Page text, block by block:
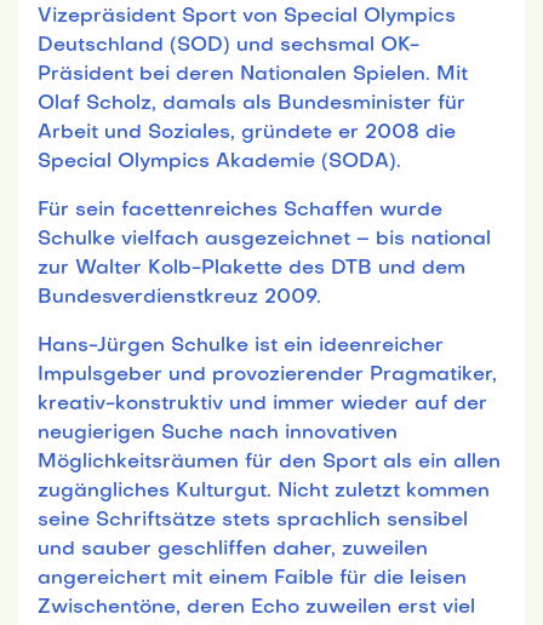
Vizepräsident Sport von Special Olympics
Deutschland (SOD) und sechsmal OK-
Präsident bei deren Nationalen Spielen. Mit
Olaf Scholz, damals als Bundesminister für
Arbeit und Soziales, gründete er 2008 die
Special Olympics Akademie (SODA).
Für sein facettenreiches Schaffen wurde
Schulke vielfach ausgezeichnet – bis national
zur Walter Kolb-Plakette des DTB und dem
Bundesverdienstkreuz 2009.
Hans-Jürgen Schulke ist ein ideenreicher
Impulsgeber und provozierender Pragmatiker,
kreativ-konstruktiv und immer wieder auf der
neugierigen Suche nach innovativen
Möglichkeitsräumen für den Sport als ein allen
zugängliches Kulturgut. Nicht zuletzt kommen
seine Schriftsätze stets sprachlich sensibel
und sauber geschliffen daher, zuweilen
angereichert mit einem Faible für die leisen
Zwischentöne, deren Echo zuweilen erst viel